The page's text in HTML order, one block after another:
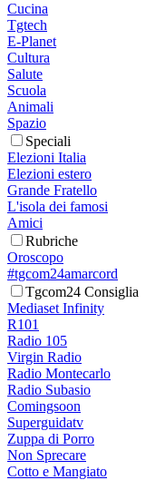
Cucina
Tgtech
E-Planet
Cultura
Salute
Scuola
Animali
Spazio
Speciali
Elezioni Italia
Elezioni estero
Grande Fratello
L'isola dei famosi
Amici
Rubriche
Oroscopo
#tgcom24amarcord
Tgcom24 Consiglia
Mediaset Infinity
R101
Radio 105
Virgin Radio
Radio Montecarlo
Radio Subasio
Comingsoon
Superguidatv
Zuppa di Porro
Non Sprecare
Cotto e Mangiato